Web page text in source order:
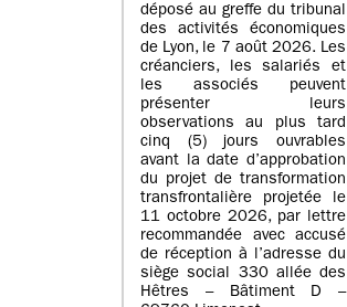
déposé au greffe du tribunal
des activités économiques
de Lyon, le 7 août 2026. Les
créanciers, les salariés et
les associés peuvent
présenter leurs
observations au plus tard
cinq (5) jours ouvrables
avant la date d’approbation
du projet de transformation
transfrontalière projetée le
11 octobre 2026, par lettre
recommandée avec accusé
de réception à l’adresse du
siège social 330 allée des
Hêtres – Bâtiment D –